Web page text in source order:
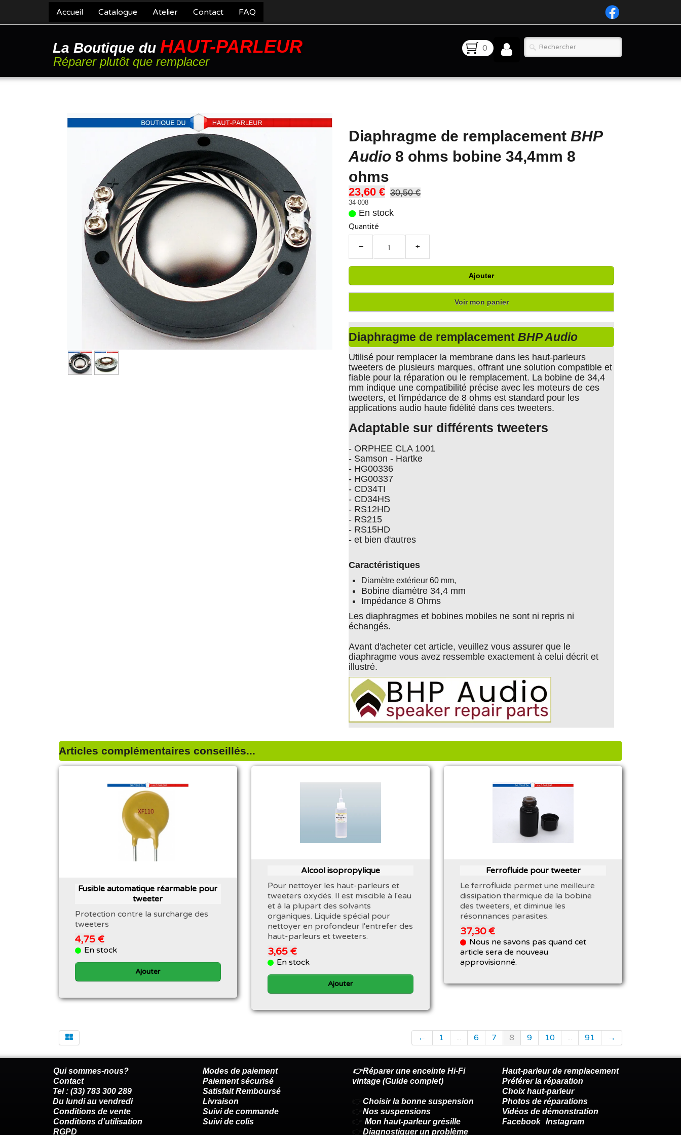
Accueil Catalogue Atelier Contact FAQ
La Boutique du HAUT-PARLEUR
Réparer plutôt que remplacer
0
Diaphragme de remplacement BHP
Audio 8 ohms bobine 34,4mm 8
ohms
23,60 € 30,50 €
34-008
En stock
Quantité
− +
Ajouter
Voir mon panier
Diaphragme de remplacement BHP Audio
Utilisé pour remplacer la membrane dans les haut-parleurs
tweeters de plusieurs marques, offrant une solution compatible et
fiable pour la réparation ou le remplacement. La bobine de 34,4
mm indique une compatibilité précise avec les moteurs de ces
tweeters, et l'impédance de 8 ohms est standard pour les
applications audio haute fidélité dans ces tweeters.
Adaptable sur différents tweeters
- ORPHEE CLA 1001
- Samson - Hartke
- HG00336
- HG00337
- CD34TI
- CD34HS
- RS12HD
- RS215
- RS15HD
- et bien d'autres
Caractéristiques
Diamètre extérieur 60 mm,
Bobine diamètre 34,4 mm
Impédance 8 Ohms
Les diaphragmes et bobines mobiles ne sont ni repris ni
échangés.
Avant d'acheter cet article, veuillez vous assurer que le
diaphragme vous avez ressemble exactement à celui décrit et
illustré.
Articles complémentaires conseillés...
Fusible automatique réarmable pour
tweeter
Protection contre la surcharge des
tweeters
4,75 €
En stock
Ajouter
Alcool isopropylique
Pour nettoyer les haut-parleurs et
tweeters oxydés. Il est miscible à l'eau
et à la plupart des solvants
organiques. Liquide spécial pour
nettoyer en profondeur l'entrefer des
haut-parleurs et tweeters.
3,65 €
En stock
Ajouter
Ferrofluide pour tweeter
Le ferrofluide permet une meilleure
dissipation thermique de la bobine
des tweeters, et diminue les
résonnances parasites.
37,30 €
Nous ne savons pas quand cet
article sera de nouveau
approvisionné.
← 1 ... 6 7 8 9 10 ... 91 →
Qui sommes-nous?
Contact
Tel : (33) 783 300 289
Du lundi au vendredi
Conditions de vente
Conditions d'utilisation
RGPD
Modes de paiement
Paiement sécurisé
Satisfait Remboursé
Livraison
Suivi de commande
Suivi de colis
👉Réparer une enceinte Hi-Fi
vintage (Guide complet)
👉 Choisir la bonne suspension
👉 Nos suspensions
👉 Mon haut-parleur grésille
👉 Diagnostiquer un problème
Haut-parleur de remplacement
Préférer la réparation
Choix haut-parleur
Photos de réparations
Vidéos de démonstration
Facebook Instagram